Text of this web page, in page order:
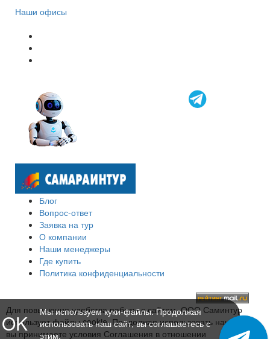
Наши офисы
Блог
Вопрос-ответ
Заявка на тур
О компании
Наши менеджеры
Где купить
Политика конфиденциальности
Для повышения удобства работы с сайтом, ООО Саминтур
использует файлы cookie. Продолжая использовать наш сайт,
вы принимаете условия Соглашения в отношении
OK
Мы используем куки-файлы. Продолжая
использовать наш сайт, вы соглашаетесь с
этим.